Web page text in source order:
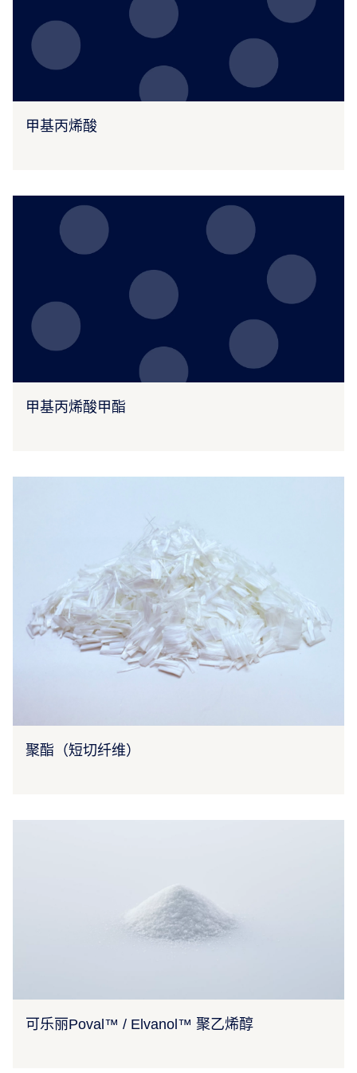
甲基丙烯酸
甲基丙烯酸甲酯
聚酯（短切纤维）
可乐丽Poval™ / Elvanol™ 聚乙烯醇